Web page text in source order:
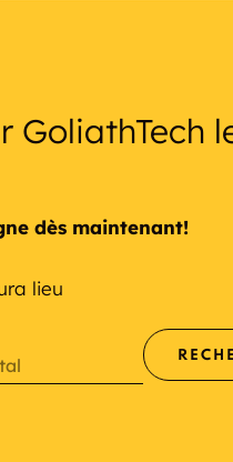
GoliathTech
dès maintenant!
lieu